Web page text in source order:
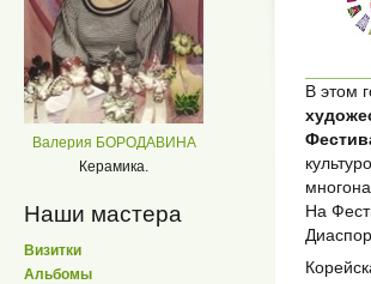
Валерия БОРОДАВИНА
Керамика.
Наши мастера
Визитки
Альбомы
В этом
На